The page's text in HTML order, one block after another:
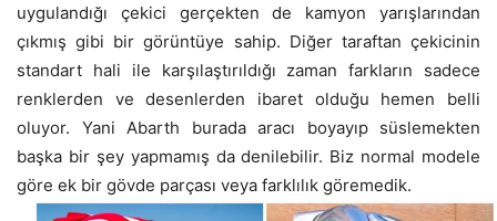
uygulandığı çekici gerçekten de kamyon yarışlarından
çıkmış gibi bir görüntüye sahip. Diğer taraftan çekicinin
standart hali ile karşılaştırıldığı zaman farkların sadece
renklerden ve desenlerden ibaret olduğu hemen belli
oluyor. Yani Abarth burada aracı boyayıp süslemekten
başka bir şey yapmamış da denilebilir. Biz normal modele
göre ek bir gövde parçası veya farklılık göremedik.